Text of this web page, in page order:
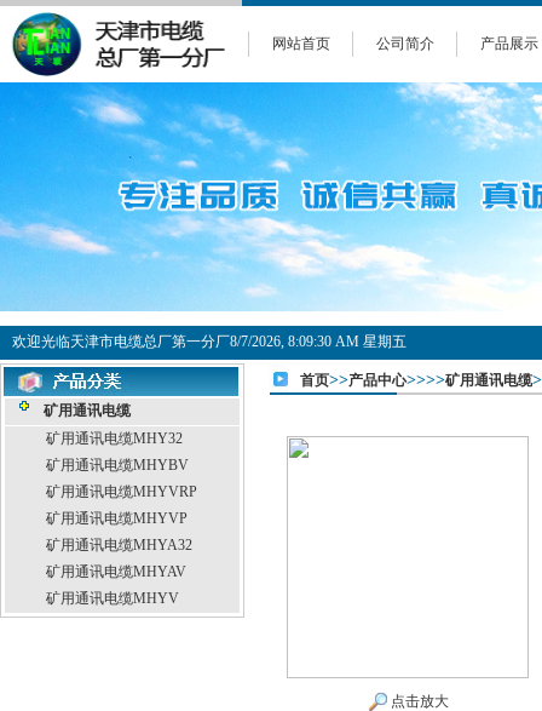
网站首页 公司简介 产品展示
欢迎光临天津市电缆总厂第一分厂8/7/2026, 8:09:31 AM 星期五
矿用通讯电缆
矿用通讯电缆MHY32
矿用通讯电缆MHYBV
矿用通讯电缆MHYVRP
矿用通讯电缆MHYVP
矿用通讯电缆MHYA32
矿用通讯电缆MHYAV
矿用通讯电缆MHYV
首页>>产品中心>>>>矿用通讯电缆
点击放大